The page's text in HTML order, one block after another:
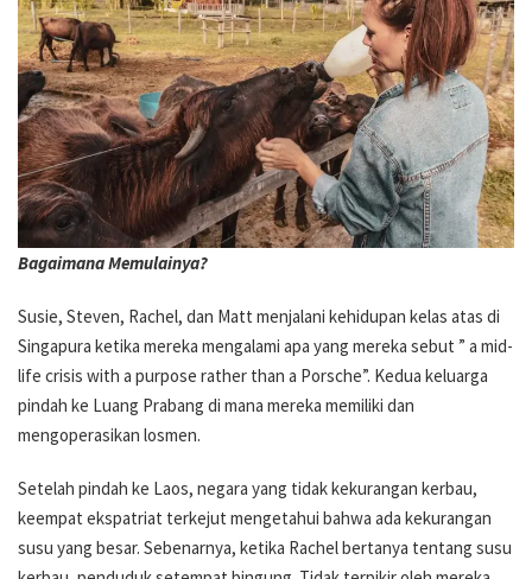
Bagaimana Memulainya?
Susie, Steven, Rachel, dan Matt menjalani kehidupan kelas atas di
Singapura ketika mereka mengalami apa yang mereka sebut ” a mid-
life crisis with a purpose rather than a Porsche”. Kedua keluarga
pindah ke Luang Prabang di mana mereka memiliki dan
mengoperasikan losmen.
Setelah pindah ke Laos, negara yang tidak kekurangan kerbau,
keempat ekspatriat terkejut mengetahui bahwa ada kekurangan
susu yang besar. Sebenarnya, ketika Rachel bertanya tentang susu